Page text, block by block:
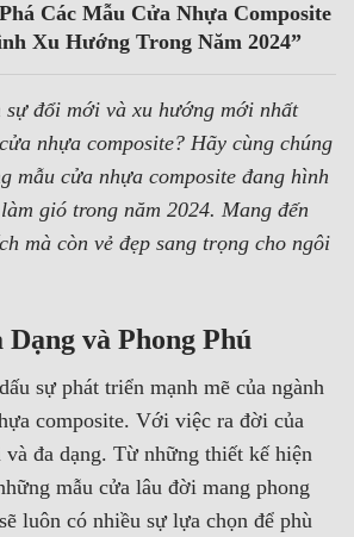
Các Mẫu Cửa Nhựa Composite
Xu Hướng Trong Năm 2024”
sự đổi mới và xu hướng mới nhất
nhựa composite? Hãy cùng chúng
mẫu cửa nhựa composite đang hình
gió trong năm 2024. Mang đến
mà còn vẻ đẹp sang trọng cho ngôi
và Phong Phú
sự phát triển mạnh mẽ của ngành
composite. Với việc ra đời của
đa dạng. Từ những thiết kế hiện
mẫu cửa lâu đời mang phong
luôn có nhiều sự lựa chọn để phù